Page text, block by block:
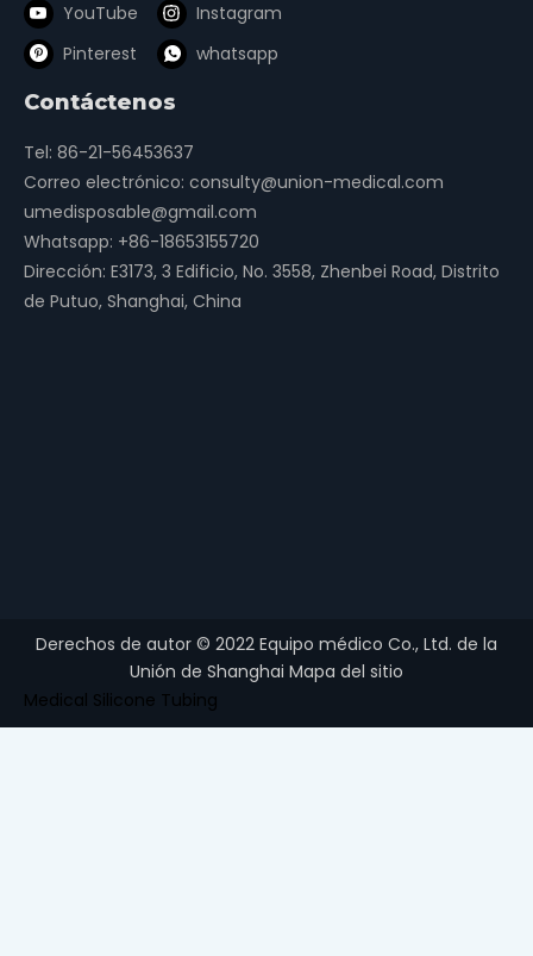
YouTube
Instagram
Pinterest
whatsapp
Contáctenos
Tel: 86-21-56453637
Correo electrónico: consulty@union-medical.com
umedisposable@gmail.com
Whatsapp: +86-18653155720
Dirección: E3173, 3 Edificio, No. 3558, Zhenbei Road, Distrito
de Putuo, Shanghai, China
Derechos de autor © 2022 Equipo médico Co., Ltd. de la
Unión de Shanghai Mapa del sitio
Medical Silicone Tubing